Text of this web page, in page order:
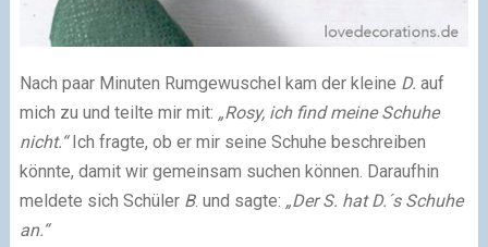
Nach paar Minuten Rumgewuschel kam der kleine D. auf
mich zu und teilte mir mit: „Rosy, ich find meine Schuhe
nicht.“Ich fragte, ob er mir seine Schuhe beschreiben
könnte, damit wir gemeinsam suchen können. Daraufhin
meldete sich Schüler B. und sagte: „Der S. hat D.´s Schuhe
an.“